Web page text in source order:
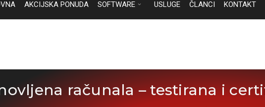
AKCIJSKA PONUDA SOFTWARE USLUGE ČLANCI KONTAKT
računala – testirana i